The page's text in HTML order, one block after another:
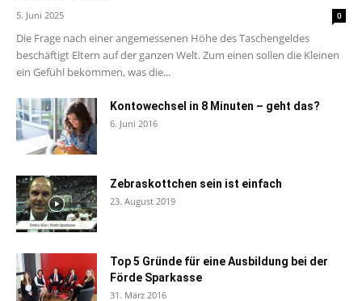
5. Juni 2025 0
Die Frage nach einer angemessenen Höhe des Taschengeldes
beschäftigt Eltern auf der ganzen Welt. Zum einen sollen die Kleinen
ein Gefühl bekommen, was die...
Kontowechsel in 8 Minuten – geht das?
6. Juni 2016
Zebraskottchen sein ist einfach
23. August 2019
Top 5 Gründe für eine Ausbildung bei der
Förde Sparkasse
31. März 2016